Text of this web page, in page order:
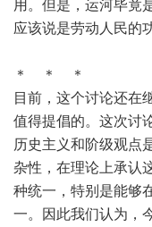
用。但是，运河毕竟
应该说是劳动人民的
＊ ＊ ＊
目前，这个讨论还在
值得提倡的。这次讨
历史主义和阶级观点
杂性，在理论上承认
种统一，特别是能够
一。因此我们认为，